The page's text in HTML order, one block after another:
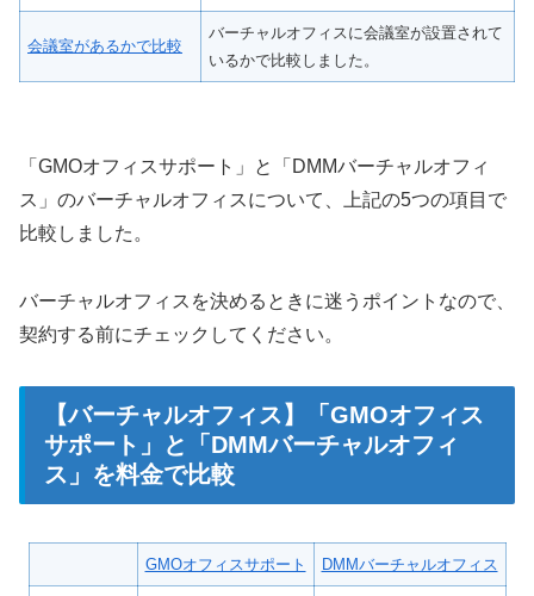
会議室があるかで比較
バーチャルオフィスに会議室が設置されて
いるかで比較しました。
「GMOオフィスサポート」と「DMMバーチャルオフィ
ス」のバーチャルオフィスについて、上記の5つの項目で
比較しました。
バーチャルオフィスを決めるときに迷うポイントなので、
契約する前にチェックしてください。
【バーチャルオフィス】「GMOオフィス
サポート」と「DMMバーチャルオフィ
ス」を料金で比較
GMOオフィスサポート DMMバーチャルオフィス